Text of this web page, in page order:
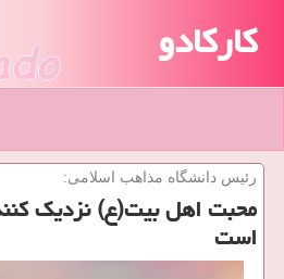
کارکادو
رئیس دانشگاه مذاهب اسلامی:
محبت اهل بیت(ع) نزدیك
است